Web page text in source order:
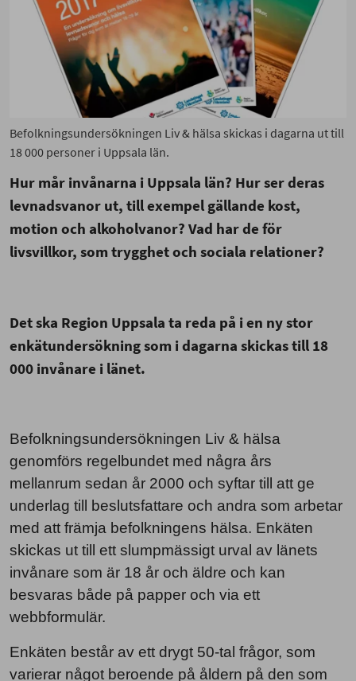
Befolkningsundersökningen Liv & hälsa skickas i dagarna ut till
18 000 personer i Uppsala län.
Hur mår invånarna i Uppsala län? Hur ser deras
levnadsvanor ut, till exempel gällande kost,
motion och alkoholvanor? Vad har de för
livsvillkor, som trygghet och sociala relationer?
Det ska Region Uppsala ta reda på i en ny stor
enkätundersökning som i dagarna skickas till 18
000 invånare i länet.
Befolkningsundersökningen Liv & hälsa
genomförs regelbundet med några års
mellanrum sedan år 2000 och syftar till att ge
underlag till beslutsfattare och andra som arbetar
med att främja befolkningens hälsa. Enkäten
skickas ut till ett slumpmässigt urval av länets
invånare som är 18 år och äldre och kan
besvaras både på papper och via ett
webbformulär.
Enkäten består av ett drygt 50-tal frågor, som
varierar något beroende på åldern på den som